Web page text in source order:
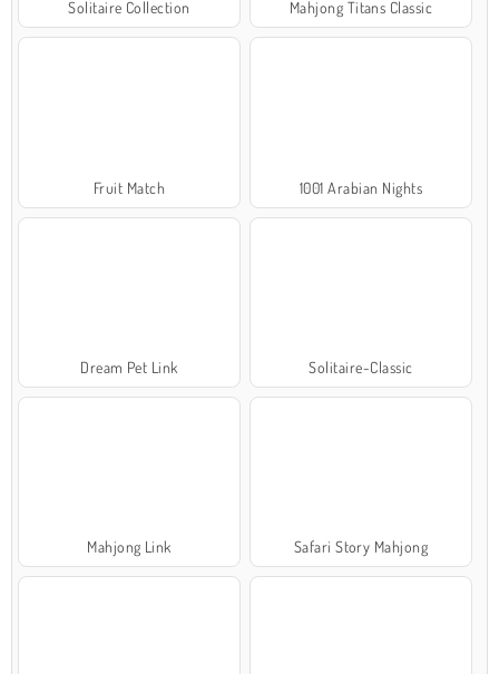
Solitaire Collection Mahjong Titans Classic
Fruit Match 1001 Arabian Nights
Dream Pet Link Solitaire-Classic
Mahjong Link Safari Story Mahjong